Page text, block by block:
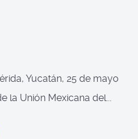
Yucatán, 25 de mayo
la Unión Mexicana del...